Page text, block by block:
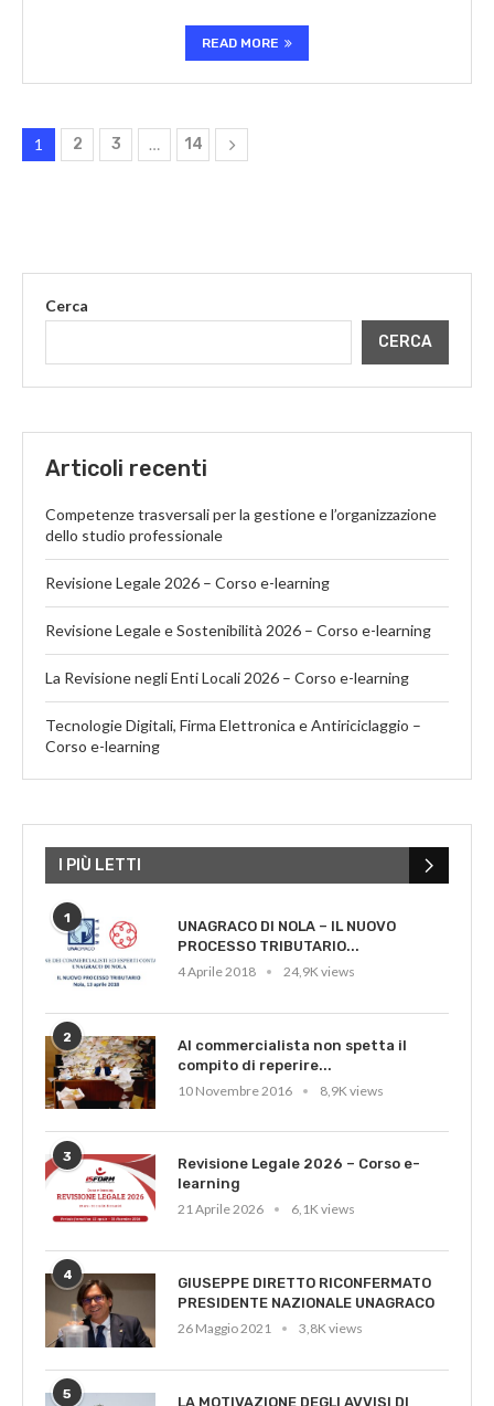
READ MORE
1 2 3 … 14
Cerca
CERCA
Articoli recenti
Competenze trasversali per la gestione e l’organizzazione
dello studio professionale
Revisione Legale 2026 – Corso e-learning
Revisione Legale e Sostenibilità 2026 – Corso e-learning
La Revisione negli Enti Locali 2026 – Corso e-learning
Tecnologie Digitali, Firma Elettronica e Antiriciclaggio –
Corso e-learning
I PIÙ LETTI
1
UNAGRACO DI NOLA – IL NUOVO
PROCESSO TRIBUTARIO...
4 Aprile 2018
24,9K views
2
Al commercialista non spetta il
compito di reperire...
10 Novembre 2016
8,9K views
3
Revisione Legale 2026 – Corso e-
learning
21 Aprile 2026
6,1K views
4
GIUSEPPE DIRETTO RICONFERMATO
PRESIDENTE NAZIONALE UNAGRACO
26 Maggio 2021
3,8K views
5
LA MOTIVAZIONE DEGLI AVVISI DI